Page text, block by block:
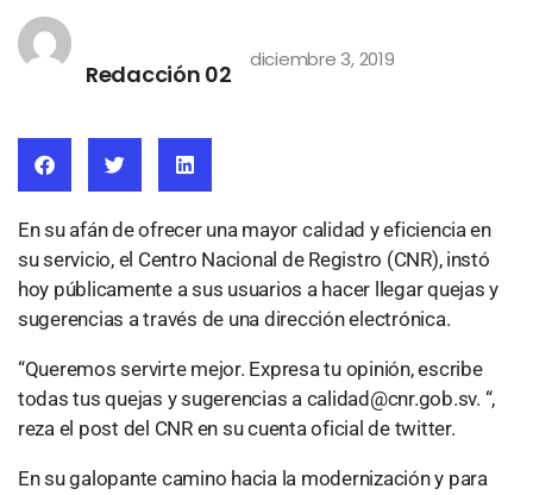
Redacción 02
diciembre 3, 2019
En su afán de ofrecer una mayor calidad y eficiencia en
su servicio, el Centro Nacional de Registro (CNR), instó
hoy públicamente a sus usuarios a hacer llegar quejas y
sugerencias a través de una dirección electrónica.
“Queremos servirte mejor. Expresa tu opinión, escribe
todas tus quejas y sugerencias a calidad@cnr.gob.sv. “,
reza el post del CNR en su cuenta oficial de twitter.
En su galopante camino hacia la modernización y para